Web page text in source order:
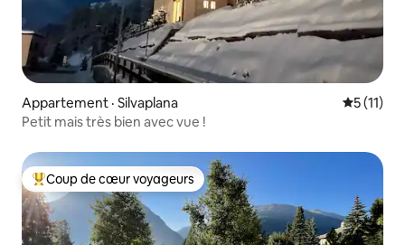
Appartement · Silvaplana Note
5 (11)
Petit mais très bien avec vue !
Coup de cœur voyageurs parmi les plus aimés
Coup de cœur voyageurs